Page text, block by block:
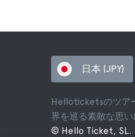
日本 (JPY)
Helloticketsのツア
界を巡る素敵な思い
© Hello Ticket, SL.